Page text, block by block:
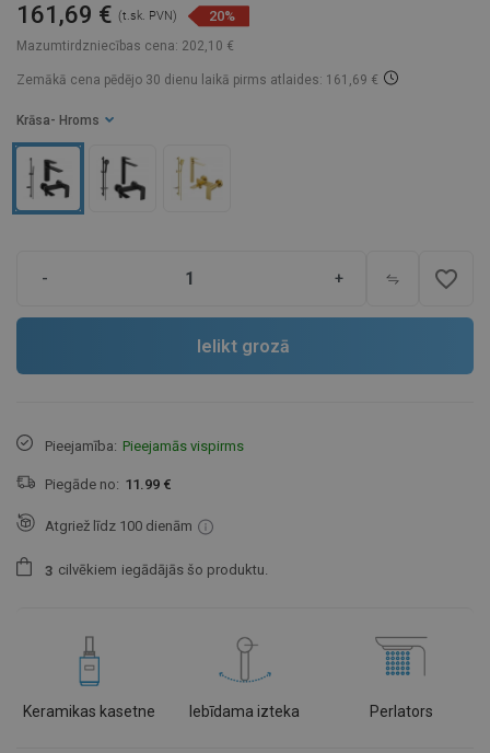
Mazumtirdzniecības cena: 202,10 €
161,69 € (t.sk. PVN) 20%
Zemākā cena pēdējo 30 dienu laikā pirms atlaides: 161,69 €
Krāsa - Hroms
- + favorite_border
Ielikt grozā
Pieejamība: Pieejamās vispirms
Piegāde no: 11.99 €
Atgriež līdz 100 dienām
3 cilvēkiem iegādājās šo produktu.
Keramikas kasetne Iebīdama izteka Perlators